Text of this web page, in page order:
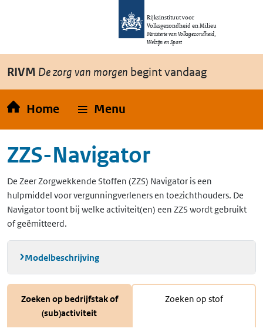
Overslaan en naar de inhoud gaan
Rijksinstituut voor
Volksgezondheid en Milieu
Ministerie van Volksgezondheid,
Welzijn en Sport
RIVM De zorg van morgen begint vandaag
Home Menu
ZZS-Navigator
De Zeer Zorgwekkende Stoffen (ZZS) Navigator is een
hulpmiddel voor vergunningverleners en toezichthouders. De
Navigator toont bij welke activiteit(en) een ZZS wordt gebruikt
of geëmitteerd.
Modelbeschrijving
Zoeken op bedrijfstak of
(sub)activiteit
Zoeken op stof